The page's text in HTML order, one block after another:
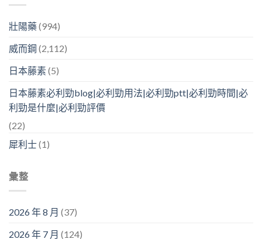
壯陽藥(994)
威而鋼 (2,112)
日本藤素(5)
日本藤素必利勁blog|必利勁用法|必利勁ptt|必利勁時間|必
利勁是什麼|必利勁評價
(22)
犀利士(1)
彙整
2026 年 8 月 (37)
2026 年 7 月 (124)